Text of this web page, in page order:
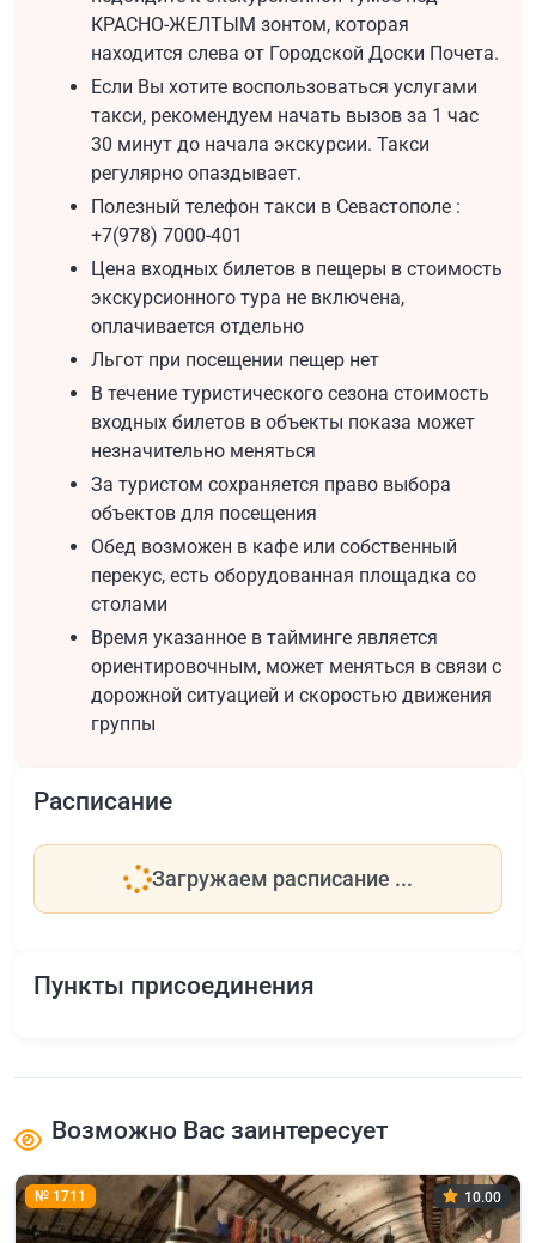
КРАСНО-ЖЕЛТЫМ зонтом, которая
находится слева от Городской Доски Почета.
Если Вы хотите воспользоваться услугами
такси, рекомендуем начать вызов за 1 час
30 минут до начала экскурсии. Такси
регулярно опаздывает.
Полезный телефон такси в Севастополе :
+7(978) 7000-401
Цена входных билетов в пещеры в стоимость
экскурсионного тура не включена,
оплачивается отдельно
Льгот при посещении пещер нет
В течение туристического сезона стоимость
входных билетов в объекты показа может
незначительно меняться
За туристом сохраняется право выбора
объектов для посещения
Обед возможен в кафе или собственный
перекус, есть оборудованная площадка со
столами
Время указанное в тайминге является
ориентировочным, может меняться в связи с
дорожной ситуацией и скоростью движения
группы
Расписание
Загружаем расписание ...
Пункты присоединения
Возможно Вас заинтересует
№ 1711 10.00